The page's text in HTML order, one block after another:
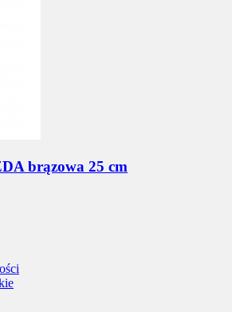
brązowa 25 cm